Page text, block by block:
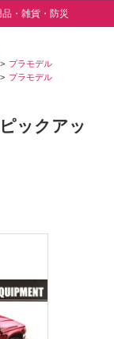
品・雑貨・防災
プラモデル
プラモデル
ックアッ